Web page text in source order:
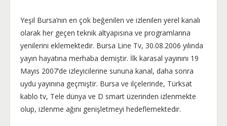
Yeşil Bursa’nın en çok beğenilen ve izlenilen yerel kanalı
olarak her geçen teknik altyapısına ve programlarına
yenilerini eklemektedir. Bursa Line Tv, 30.08.2006 yılında
yayın hayatına merhaba demiştir. İlk karasal yayınını 19
Mayıs 2007’de izleyicilerine sununa kanal, daha sonra
uydu yayınına geçmiştir. Bursa ve ilçelerinde, Türksat
kablo tv, Tele dünya ve D smart üzerinden izlenmekte
olup, izlenme ağını genişletmeyi hedeflemektedir.